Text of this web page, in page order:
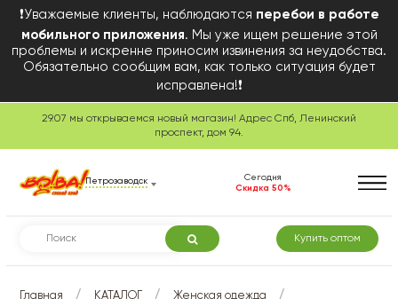
❗Уважаемые клиенты, наблюдаются перебои в работе
мобильного приложения. Мы уже ищем решение этой
проблемы и искренне приносим извинения за неудобства.
Обязательно сообщим вам, как только ситуация будет
исправлена!❗
29.07 мы открываемся новый магазин! Адрес Спб, Ленинский
проспект, дом 94.
Петрозаводск
Сегодня
Скидка 50%
Купить оптом
Главная / КАТАЛОГ / Женская одежда /